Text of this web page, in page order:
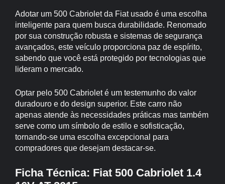
Adotar um 500 Cabriolet da Fiat usado é uma escolha
inteligente para quem busca durabilidade. Renomado
por sua construção robusta e sistemas de segurança
avançados, este veículo proporciona paz de espírito,
sabendo que você está protegido por tecnologias que
lideram o mercado.
Optar pelo 500 Cabriolet é um testemunho do valor
duradouro e do design superior. Este carro não
apenas atende às necessidades práticas mas também
serve como um símbolo de estilo e sofisticação,
tornando-se uma escolha excepcional para
compradores que desejam destacar-se.
Ficha Técnica: Fiat 500 Cabriolet 1.4